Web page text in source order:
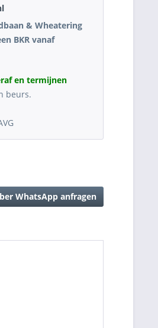
& Wheatering
BKR vanaf
en termijnen
beurs.
WhatsApp anfragen